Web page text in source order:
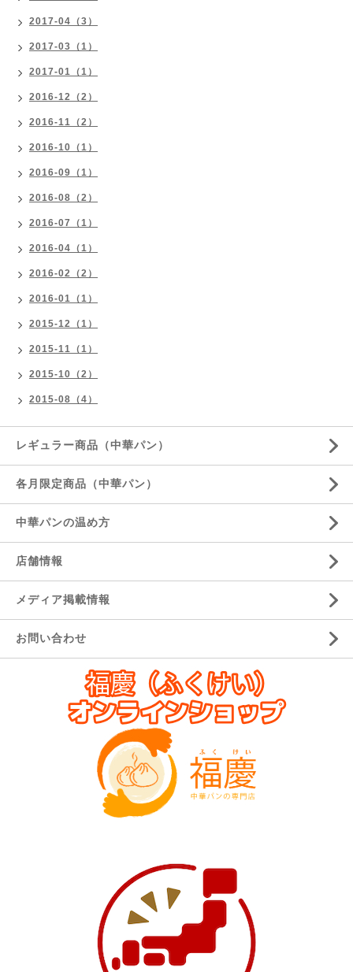
2017-04（3）
2017-03（1）
2017-01（1）
2016-12（2）
2016-11（2）
2016-10（1）
2016-09（1）
2016-08（2）
2016-07（1）
2016-04（1）
2016-02（2）
2016-01（1）
2015-12（1）
2015-11（1）
2015-10（2）
2015-08（4）
レギュラー商品（中華パン）
各月限定商品（中華パン）
中華パンの温め方
店舗情報
メディア掲載情報
お問い合わせ